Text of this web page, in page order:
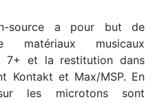
source a pour but de
matériaux musicaux
7+ et la restitution dans
Kontakt et Max/MSP. En
les microtons sont